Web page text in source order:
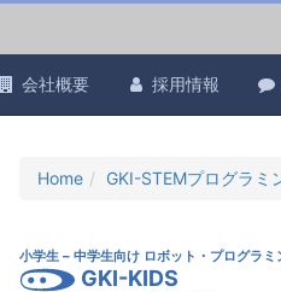
会社概要 採用情報
Home GKI-STEMプログラミ
小学生 – 中学生向け ロボット・プログラミ
GKI-KIDS